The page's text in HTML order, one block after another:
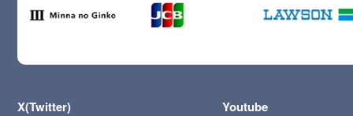
X(Twitter) Youtube